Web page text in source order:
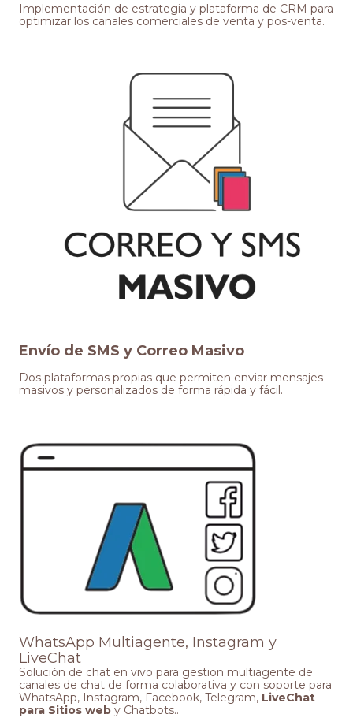
Implementación de estrategia y plataforma de CRM para
optimizar los canales comerciales de venta y pos-venta.
Envío de SMS y Correo Masivo
Dos plataformas propias que permiten enviar mensajes
masivos y personalizados de forma rápida y fácil.
WhatsApp Multiagente, Instagram y
LiveChat
Solución de chat en vivo para gestion multiagente de
canales de chat de forma colaborativa y con soporte para
WhatsApp, Instagram, Facebook, Telegram, LiveChat
para Sitios web y Chatbots..